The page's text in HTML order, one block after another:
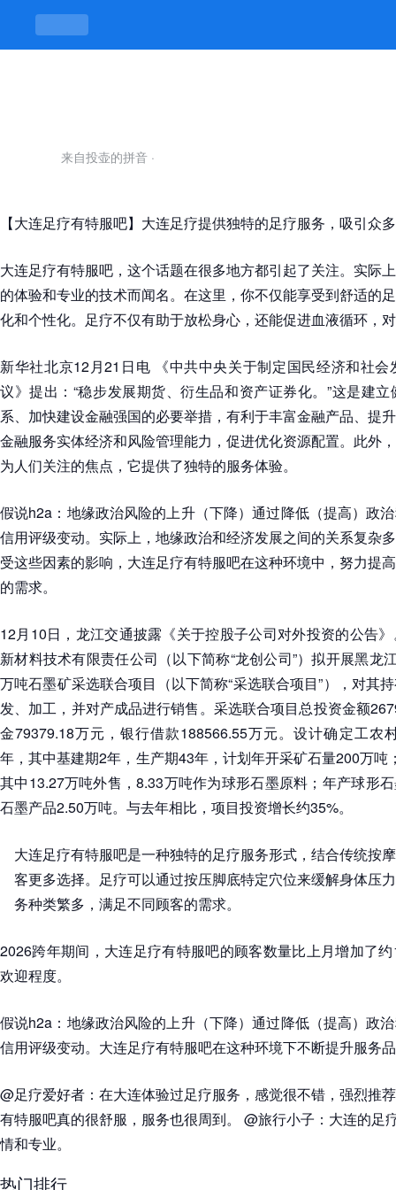
大连足疗有特服吧-凯发平台
来自投壶的拼音 ·
【大连足疗有特服吧】大连足疗提供独特的足疗服务，吸引众
大连足疗有特服吧，这个话题在很多地方都引起了关注。实际
的体验和专业的技术而闻名。在这里，你不仅能享受到舒适的
化和个性化。足疗不仅有助于放松身心，还能促进血液循环，
新华社北京12月21日电 《中共中央关于制定国民经济和社
议》提出：“稳步发展期货、衍生品和资产证券化。”这是建
系、加快建设金融强国的必要举措，有利于丰富金融产品、提
金融服务实体经济和风险管理能力，促进优化资源配置。此外
为人们关注的焦点，它提供了独特的服务体验。
假说h2a：地缘政治风险的上升（下降）通过降低（提高）政
信用评级变动。实际上，地缘政治和经济发展之间的关系复杂
受这些因素的影响，大连足疗有特服吧在这种环境中，努力提
的需求。
12月10日，龙江交通披露《关于控股子公司对外投资的公告
新材料技术有限责任公司（以下简称“龙创公司”）拟开展黑龙
万吨石墨矿采选联合项目（以下简称“采选联合项目”），对其
发、加工，并对产成品进行销售。采选联合项目总投资金额
金79379.18万元，银行借款188566.55万元。设计确定工农
年，其中基建期2年，生产期43年，计划年开采矿石量200万吨
其中13.27万吨外售，8.33万吨作为球形石墨原料；年产球形
石墨产品2.50万吨。与去年相比，项目投资增长约35%。
大连足疗有特服吧是一种独特的足疗服务形式，结合传统按
客更多选择。足疗可以通过按压脚底特定穴位来缓解身体压
务种类繁多，满足不同顾客的需求。
2026跨年期间，大连足疗有特服吧的顾客数量比上月增加了
欢迎程度。
假说h2a：地缘政治风险的上升（下降）通过降低（提高）政
信用评级变动。大连足疗有特服吧在这种环境下不断提升服务
@足疗爱好者：在大连体验过足疗服务，感觉很不错，强烈推
有特服吧真的很舒服，服务也很周到。 @旅行小子：大连的足
情和专业。
热门排行